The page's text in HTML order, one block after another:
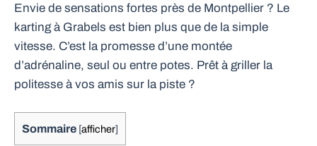
Envie de sensations fortes près de Montpellier ? Le
karting à Grabels est bien plus que de la simple
vitesse. C’est la promesse d’une montée
d’adrénaline, seul ou entre potes. Prêt à griller la
politesse à vos amis sur la piste ?
Sommaire [afficher]